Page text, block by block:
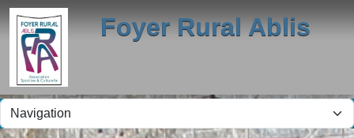
Foyer Rural Ablis
Panneau de gestion des cookies